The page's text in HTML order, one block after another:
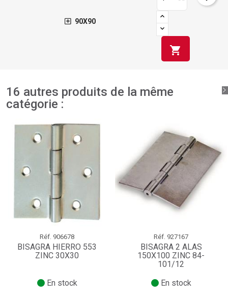
90X90
shopping_cart
16 autres produits de la même
catégorie :
Réf. 906678
BISAGRA HIERRO 553
ZINC 30X30
En stock
Réf. 927167
BISAGRA 2 ALAS
150X100 ZINC 84-
101/12
En stock